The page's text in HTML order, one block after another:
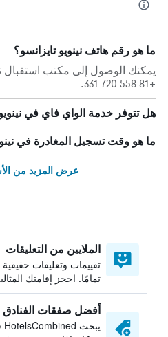
ما هو رقم هاتف نينويو تايزانسو؟
يمكنك الوصول إلى مكتب استقبال
+81 558 720 331.
هل تتوفر خدمة الواي فاي في
ما هو وقت تسجيل المغادرة في
عرض المزيد من
الملايين من التعليقات
تقييمات وتعليقات
تمامًا. احجز إقامتك
أفضل صفقات الفنادق